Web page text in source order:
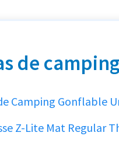
de camping
Camping Gonflable
Z-Lite Mat Regular